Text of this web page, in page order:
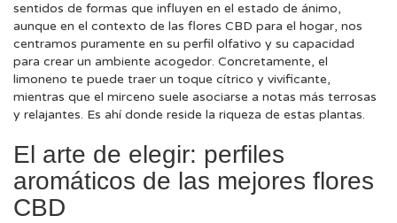
sentidos de formas que influyen en el estado de ánimo,
aunque en el contexto de las flores CBD para el hogar, nos
centramos puramente en su perfil olfativo y su capacidad
para crear un ambiente acogedor. Concretamente, el
limoneno te puede traer un toque cítrico y vivificante,
mientras que el mirceno suele asociarse a notas más terrosas
y relajantes. Es ahí donde reside la riqueza de estas plantas.
El arte de elegir: perfiles
aromáticos de las mejores flores
CBD